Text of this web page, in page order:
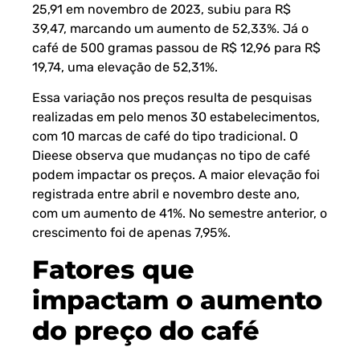
25,91 em novembro de 2023, subiu para R$
39,47, marcando um aumento de 52,33%. Já o
café de 500 gramas passou de R$ 12,96 para R$
19,74, uma elevação de 52,31%.
Essa variação nos preços resulta de pesquisas
realizadas em pelo menos 30 estabelecimentos,
com 10 marcas de café do tipo tradicional. O
Dieese observa que mudanças no tipo de café
podem impactar os preços. A maior elevação foi
registrada entre abril e novembro deste ano,
com um aumento de 41%. No semestre anterior, o
crescimento foi de apenas 7,95%.
Fatores que
impactam o aumento
do preço do café